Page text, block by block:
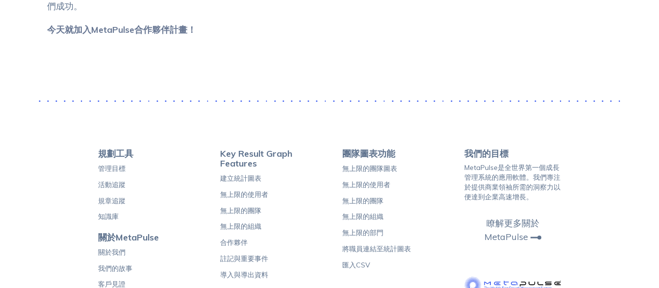
們成功。
今天就加入MetaPulse合作夥伴計畫！
規劃工具
管理目標
活動追蹤
規章追蹤
知識庫
關於MetaPulse
關於我們
我們的故事
客戶見證
Key Result Graph
Features
建立統計圖表
無上限的使用者
無上限的團隊
無上限的組織
合作夥伴
註記與重要事件
導入與導出資料
團隊圖表功能
無上限的團隊圖表
無上限的使用者
無上限的團隊
無上限的組織
無上限的部門
將職員連結至統計圖表
匯入CSV
我們的目標
MetaPulse是全世界第一個成長
管理系統的應用軟體。我們專注
於提供商業領袖所需的洞察力以
便達到企業高速增長。
瞭解更多關於
MetaPulse